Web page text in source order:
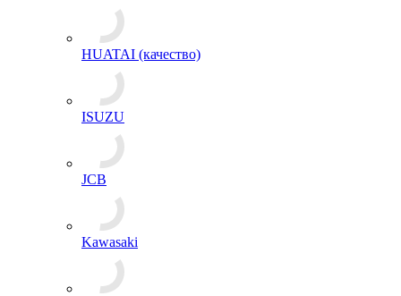
HUATAI (качество)
ISUZU
JCB
Kawasaki